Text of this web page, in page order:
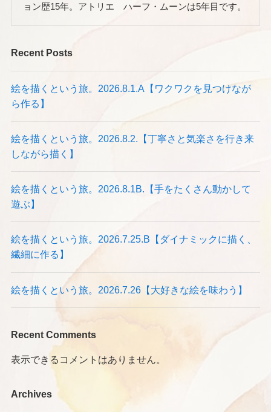
ョン歴15年。アトリエ ハーフ・ムーンは5年目です。
Recent Posts
絵を描くという旅。2026.8.1.A【ワクワクを見つけなが
ら作る】
絵を描くという旅。2026.8.2.【丁寧さと気楽さを行き来
しながら描く】
絵を描くという旅。2026.8.1B.【手をたくさん動かして
遊ぶ】
絵を描くという旅。2026.7.25.B【ダイナミックに描く、
繊細に作る】
絵を描くという旅。2026.7.26【大好きな絵を味わう】
Recent Comments
表示できるコメントはありません。
Archives